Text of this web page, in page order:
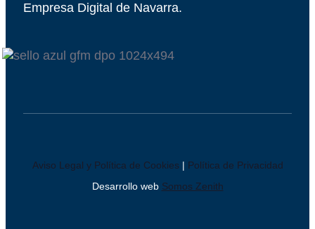
Empresa Digital de Navarra.
Aviso Legal y Política de Cookies | Política de Privacidad
Desarrollo web Somos Zenith